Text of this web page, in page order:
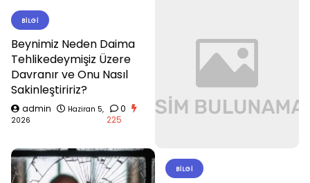
BILGI
Beynimiz Neden Daima
Tehlikedeymişiz Üzere
Davranır ve Onu Nasıl
Sakinleştiririz?
admin
Haziran 5,
2026
0
225
BILGI